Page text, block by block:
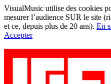
VisualMusic utilise des cookies
mesurer l’audience SUR le site
et ce, depuis plus de 20 ans). En
Accepter